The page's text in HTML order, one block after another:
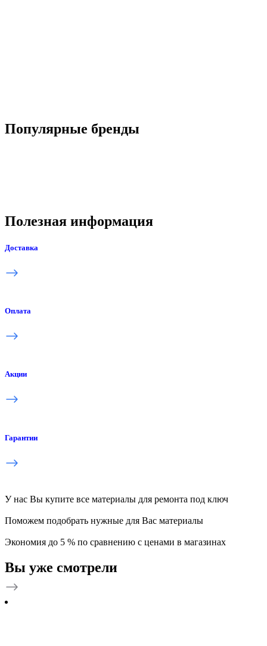
Популярные бренды
Полезная информация
Доставка
Оплата
Акции
Гарантии
У нас Вы купите все материалы для ремонта под ключ
Поможем подобрать нужные для Вас материалы
Экономия до 5 % по сравнению с ценами в магазинах
Вы уже смотрели